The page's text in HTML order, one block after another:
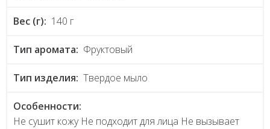
Вес (г): 140 г
Тип аромата: Фруктовый
Тип изделия: Твердое мыло
Особенности:
Не сушит кожу Не подходит для лица Не вызывает